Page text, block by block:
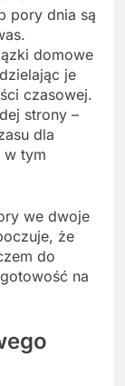
pory dnia są
domowe
je
czasowej.
strony –
dla
w tym
we dwoje
że
do
na